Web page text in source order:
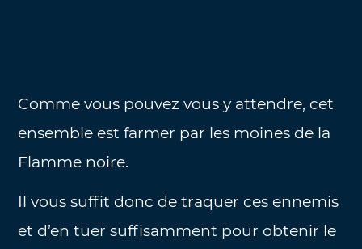
Comme vous pouvez vous y attendre, cet
ensemble est farmer par les moines de la
Flamme noire.
Il vous suffit donc de traquer ces ennemis
et d’en tuer suffisamment pour obtenir le